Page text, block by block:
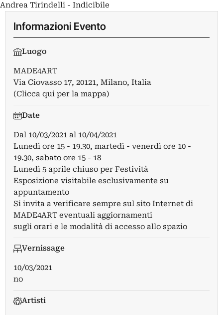
Andrea Tirindelli - Indicibile
Informazioni Evento
Luogo
MADE4ART
Via Ciovasso 17, 20121, Milano, Italia
(Clicca qui per la mappa)
Date
Dal 10/03/2021 al 10/04/2021
Lunedì ore 15 - 19.30, martedì - venerdì ore 10 -
19.30, sabato ore 15 - 18
Lunedì 5 aprile chiuso per Festività
Esposizione visitabile esclusivamente su
appuntamento
Si invita a verificare sempre sul sito Internet di
MADE4ART eventuali aggiornamenti
sugli orari e le modalità di accesso allo spazio
Vernissage
10/03/2021
no
Artisti